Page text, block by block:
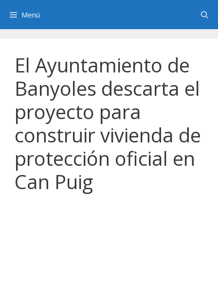
contenido
Menú
El Ayuntamiento de
Banyoles descarta el
proyecto para
construir vivienda de
protección oficial en
Can Puig